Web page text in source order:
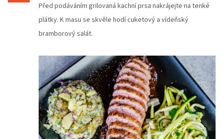
Před podáváním grilovaná kachní prsa nakrájejte na tenké
plátky. K masu se skvěle hodí cuketový a vídeňský
bramborový salát.